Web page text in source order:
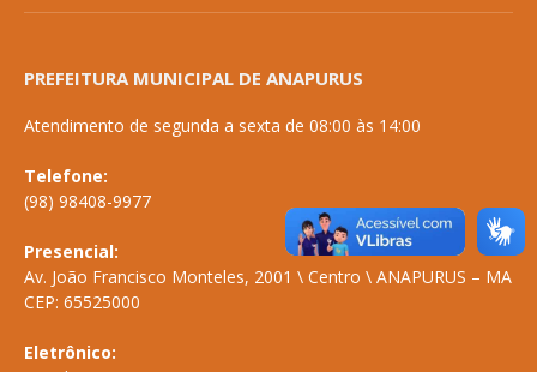
PREFEITURA MUNICIPAL DE ANAPURUS
Atendimento de segunda a sexta de 08:00 às 14:00
Telefone:
(98) 98408-9977
Presencial:
Av. João Francisco Monteles, 2001 \ Centro \ ANAPURUS – MA
CEP: 65525000
Eletrônico: